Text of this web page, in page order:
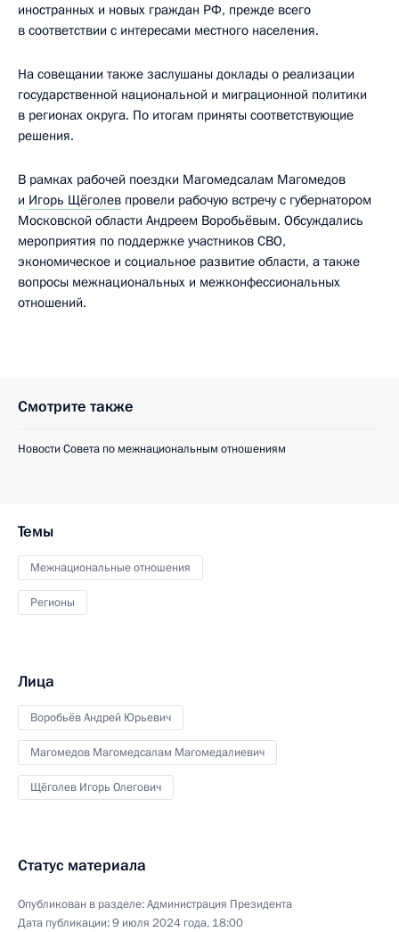
иностранных и новых граждан РФ, прежде всего
в соответствии с интересами местного населения.
На совещании также заслушаны доклады о реализации
государственной национальной и миграционной политики
в регионах округа. По итогам приняты соответствующие
решения.
В рамках рабочей поездки Магомедсалам Магомедов
и Игорь Щёголев провели рабочую встречу с губернатором
Московской области Андреем Воробьёвым. Обсуждались
мероприятия по поддержке участников СВО,
экономическое и социальное развитие области, а также
вопросы межнациональных и межконфессиональных
отношений.
Смотрите также
Новости Совета по межнациональным отношениям
Темы
Межнациональные отношения
Регионы
Лица
Воробьёв Андрей Юрьевич
Магомедов Магомедсалам Магомедалиевич
Щёголев Игорь Олегович
Статус материала
Опубликован в разделе:Администрация Президента
Дата публикации:9 июля 2024 года, 18:00